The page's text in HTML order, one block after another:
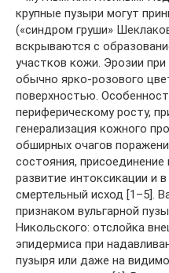
крупные пузыри могут
(«синдром груши»
вскрываются с
участков кожи. Эрозии при
обычно ярко-розового
поверхностью.
периферическому росту,
генерализация кожного
обширных очагов
состояния,
развитие интоксикации и
смертельный исход [1–5].
признаком вульгарной
Никольского: отслойка
эпидермиса при
пузыря или даже на